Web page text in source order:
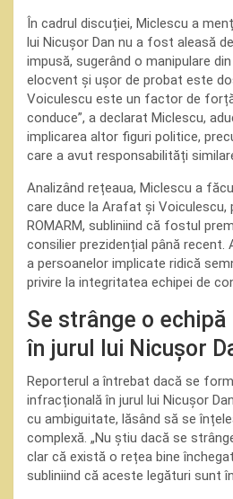
În cadrul discuției, Miclescu a
lui Nicușor Dan nu a fost aleasă
impusă, sugerând o manipulare din
elocvent și ușor de probat este
Voiculescu este un factor de
conduce”, a declarat Miclescu,
implicarea altor figuri politice,
care a avut responsabilități
Analizând rețeaua, Miclescu a
care duce la Arafat și Voiculescu,
ROMARM, subliniind că fostul
consilier prezidențial până
a persoanelor implicate ridică
privire la integritatea echipei de
Se strânge o
în jurul lui Nicușor
Reporterul a întrebat dacă se
infracțională în jurul lui Nicușor
cu ambiguitate, lăsând să se
complexă. „Nu știu dacă se
clar că există o rețea bine
subliniind că aceste legături sunt